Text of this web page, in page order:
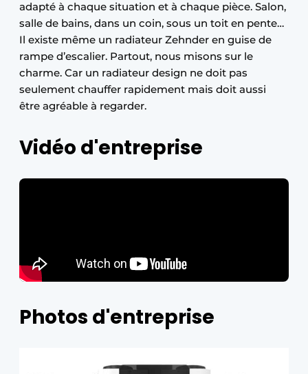
adapté à chaque situation et à chaque pièce. Salon,
salle de bains, dans un coin, sous un toit en pente…
Il existe même un radiateur Zehnder en guise de
rampe d’escalier. Partout, nous misons sur le
charme. Car un radiateur design ne doit pas
seulement chauffer rapidement mais doit aussi
être agréable à regarder.
Vidéo d'entreprise
Photos d'entreprise